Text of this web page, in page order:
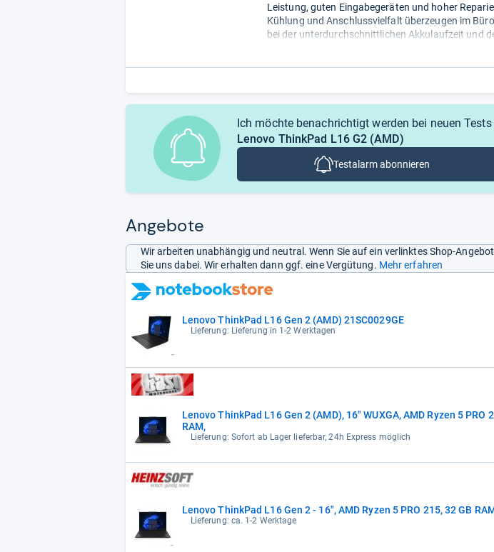
Leistung, guten Eingabegeräten und hoher
Kühlung und Anschlussvielfalt überzeugen im
bei der unterdurchschnittlichen Akkulaufzeit und
Ich möchte benachrichtigt werden bei neuen Tests
Lenovo ThinkPad L16 G2 (AMD)
Testalarm abonnieren
Angebote
Wir arbeiten unabhängig und neutral. Wenn Sie auf ein verlinktes Shop-
Sie uns dabei. Wir erhalten dann ggf. eine Vergütung. Mehr erfahren
Lenovo ThinkPad L16 Gen 2 (AMD) 21SC0029GE
Lieferung: Lieferung in 1-2 Werktagen
Lenovo ThinkPad L16 Gen 2 (AMD), 16" WUXGA, AMD Ryzen 5 PRO
RAM,
Lieferung: Sofort ab Lager lieferbar, 24h Express möglich
Lenovo ThinkPad L16 Gen 2 - 16", AMD Ryzen 5 PRO 215, 32 GB
Lieferung: ca. 1-2 Werktage